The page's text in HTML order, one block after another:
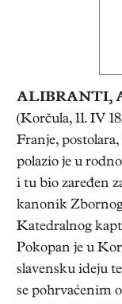
ALIBRANTI,
(Korčula, 11. IV
Franje,
polazio je u
i tu bio zaređen
kanonik
Katedralnog
Pokopan je u
slavensku ideju
se pohrvaćenim